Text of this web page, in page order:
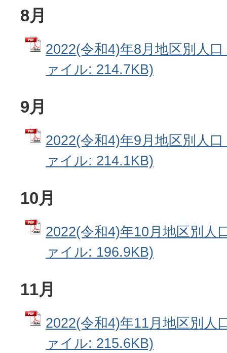
8月
2022(令和4)年8月地区別人
ァイル: 214.7KB)
9月
2022(令和4)年9月地区別人
ァイル: 214.1KB)
10月
2022(令和4)年10月地区別人
ァイル: 196.9KB)
11月
2022(令和4)年11月地区別人
ァイル: 215.6KB)